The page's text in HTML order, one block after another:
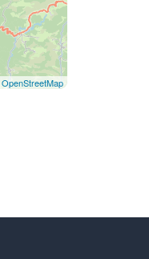
OpenStreetMap